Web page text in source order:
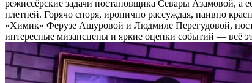
режиссёрские задачи постановщика Севары Азамовой, а
плетней. Горячо споря, иронично рассуждая, наивно
«Химик» Ферузе Ашуровой и Людмиле Перегудовой,
интересные мизансцены и яркие оценки событий — всё